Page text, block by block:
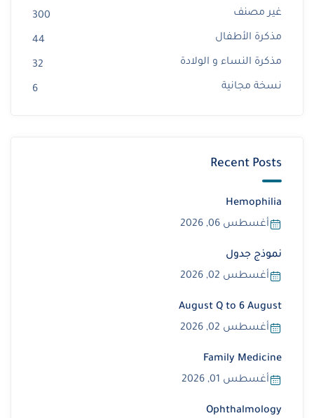
غير مصنف
300
مذكرة الأطفال
44
مذكرة النساء و الولادة
32
نسخة مجانية
6
Recent Posts
Hemophilia
أغسطس 06, 2026
نموذج جدول
أغسطس 02, 2026
August Q to 6 August
أغسطس 02, 2026
Family Medicine
أغسطس 01, 2026
Ophthalmology